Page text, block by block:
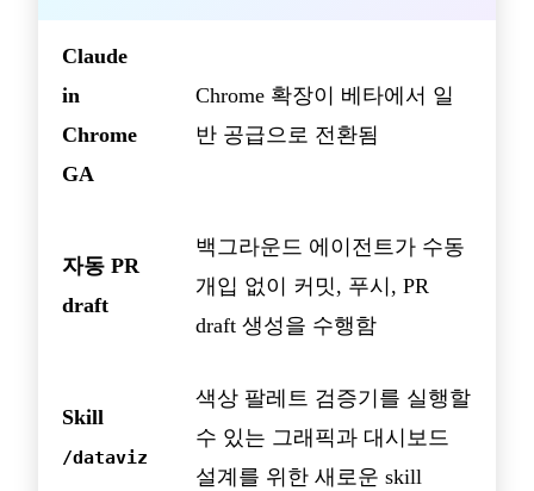
Claude
in
Chrome
GA
Chrome 확장이 베타에서 일
반 공급으로 전환됨
자동 PR
draft
백그라운드 에이전트가 수동
개입 없이 커밋, 푸시, PR
draft 생성을 수행함
Skill
/dataviz
색상 팔레트 검증기를 실행할
수 있는 그래픽과 대시보드
설계를 위한 새로운 skill